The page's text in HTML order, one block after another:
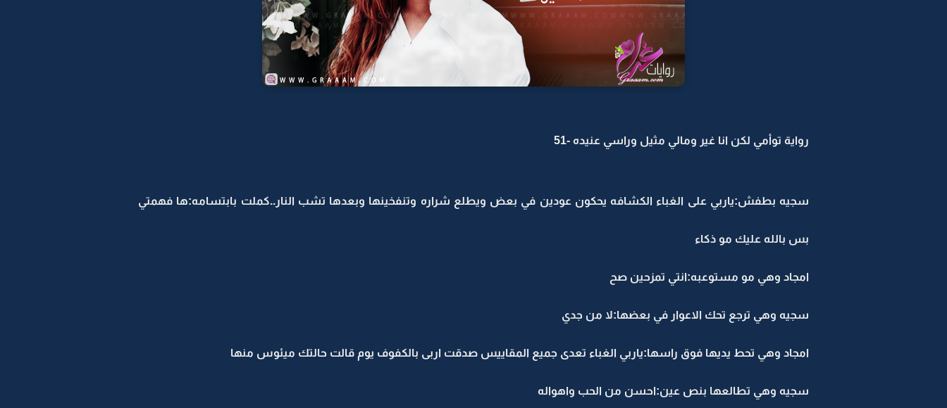
رواية توأمي لكن انا غير ومالي مثيل وراسي عنيده -51
سجيه بطفش:ياربي على الغباء الكشافه يحكون عودين في بعض ويطلع شراره وتنفخينها وبعدها تشب النار..كملت بابتسامه:ها فهمتي
بس بالله عليك مو ذكاء
امجاد وهي مو مستوعبه:انتي تمزحين صح
سجيه وهي ترجع تحك الاعوار في بعضها:لا من جدي
امجاد وهي تحط يديها فوق راسها:ياربي الغباء تعدى جميع المقاييس صدقت اربى بالكفوف يوم قالت حالتك ميئوس منها
سجيه وهي تطالعها بنص عين:احسن من الحب واهواله